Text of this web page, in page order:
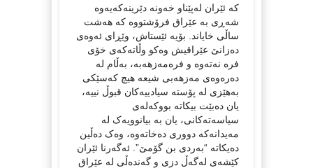
کە ئێران لەپێناو خەونە دێرینەکەیەوە
شەڕی بە عێراق فرۆشتووە کە هەشت
ساڵی خایاند. بۆیە ئێستاش، وێڕای ئەوەی
دەزانێ عێراقیش وەکو وڵاتەکەی خۆی
فرە نەتەوە و فرەمەزهەبە، بەڵام لە
دەرەوەی مەزهەبی شیعە هیچ کەسێکی
بەهێزی لە پۆستە سیادییەکان قبوڵ نییە،
یان دەبێت بیکاتە بووکەلەی
سیاسەتەکانی، یان بە بیانوویەک لە
مەیدانەکە دووری دەخاتەوە، وەک دەڵین
دەیکاتە “بەردی بن گۆمێ”. ئەگەرنا ئێران
کێشەی لەگەڵ دزی و گەندەڵی لە عێراق